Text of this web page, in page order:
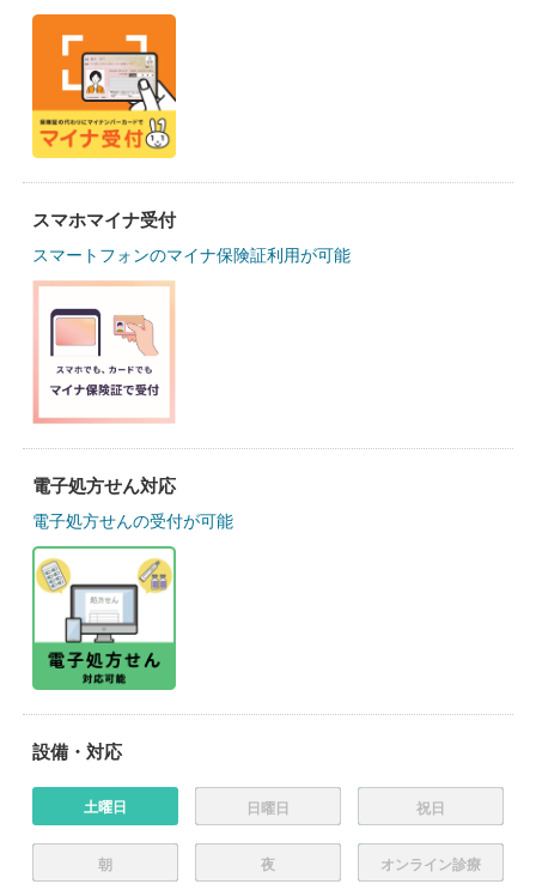
スマホマイナ受付
スマートフォンのマイナ保険証利用が可能
電子処方せん対応
電子処方せんの受付が可能
設備・対応
土曜日 日曜日 祝日
朝 夜 オンライン診療